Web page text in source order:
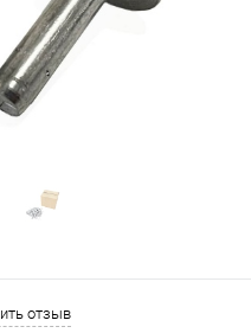
отзыв